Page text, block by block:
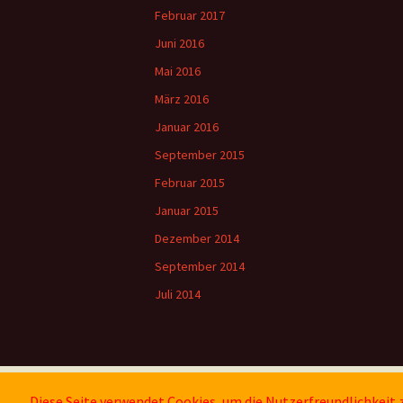
Februar 2017
Juni 2016
Mai 2016
März 2016
Januar 2016
September 2015
Februar 2015
Januar 2015
Dezember 2014
September 2014
Juli 2014